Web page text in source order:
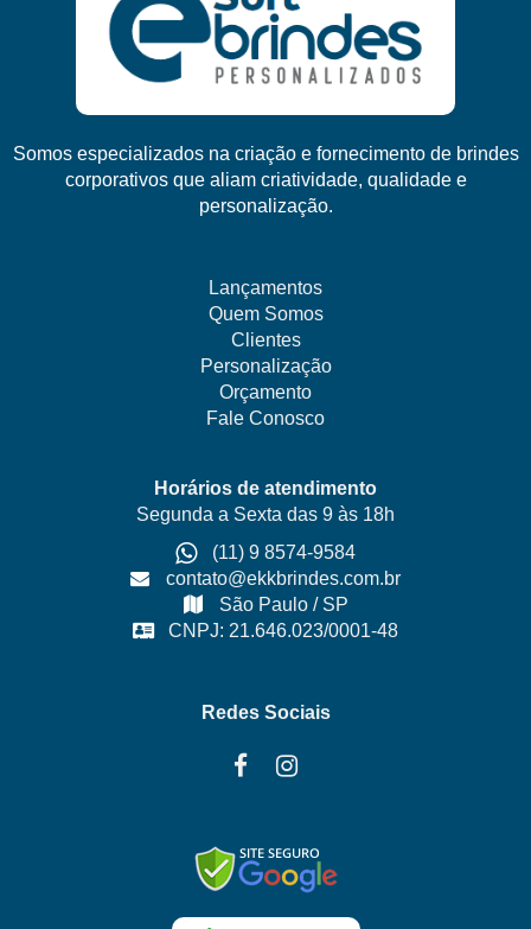
Somos especializados na criação e fornecimento de brindes
corporativos que aliam criatividade, qualidade e
personalização.
Lançamentos
Quem Somos
Clientes
Personalização
Orçamento
Fale Conosco
Horários de atendimento
Segunda a Sexta das 9 às 18h
(11) 9 8574-9584
contato@ekkbrindes.com.br
São Paulo / SP
CNPJ: 21.646.023/0001-48
Redes Sociais